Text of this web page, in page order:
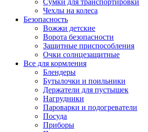
Сумки для транспортировки
Чехлы на колеса
Безопасность
Вожжи детские
Ворота безопасности
Защитные приспособления
Очки солнцезащитные
Все для кормления
Блендеры
Бутылочки и поильники
Держатели для пустышек
Нагрудники
Пароварки и подогреватели
Посуда
Приборы